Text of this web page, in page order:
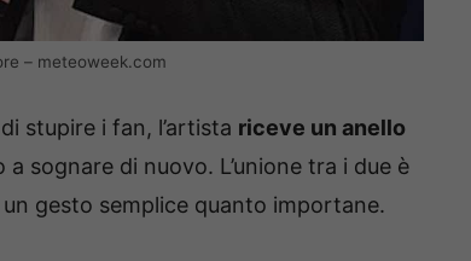
– meteoweek.com
stupire i fan, l’artista riceve un anello
sognare di nuovo. L’unione tra i due è
gesto semplice quanto importane.